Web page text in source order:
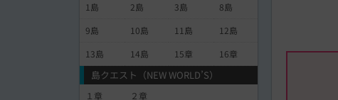
1島
2島 3島
8島
9島
10島 11島
12島
13島
14島 15章 16章
島クエスト（NEW WORLD’S）
１章 ２章